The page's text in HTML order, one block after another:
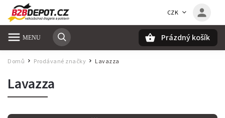
CZK
Prázdný košík
Domů / Prodávané značky / Lavazza
Lavazza